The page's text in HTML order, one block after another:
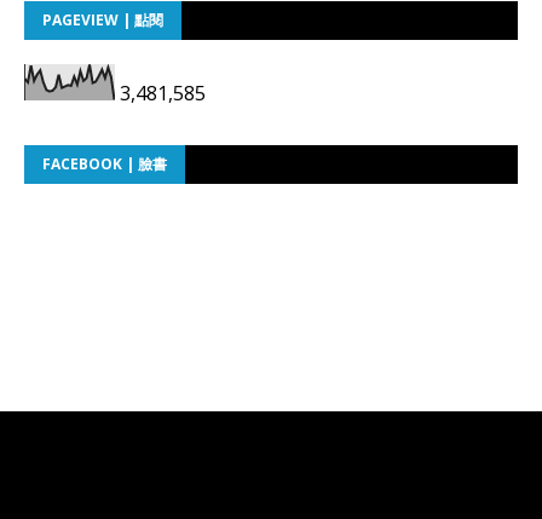
PAGEVIEW | 點閱
3,481,585
FACEBOOK | 臉書